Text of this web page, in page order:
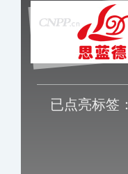
已点亮标签：